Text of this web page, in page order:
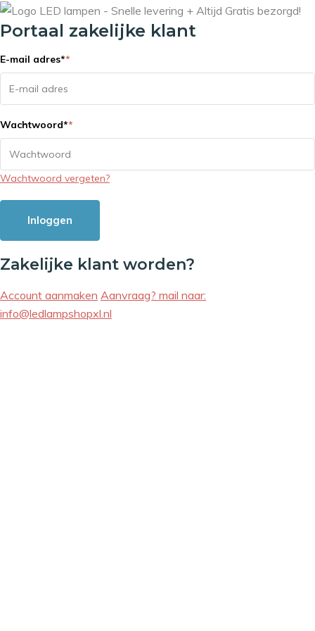
Portaal zakelijke klant
E-mail adres**
Wachtwoord**
Wachtwoord vergeten?
Inloggen
Zakelijke klant worden?
Account aanmaken Aanvraag? mail naar:
info@ledlampshopxl.nl